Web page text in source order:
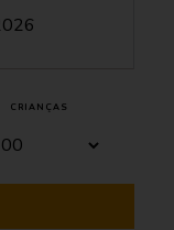
CRIANÇAS